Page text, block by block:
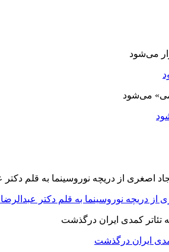
از دریچه نوروسینما به قلم دکتر
ایران درگذشت